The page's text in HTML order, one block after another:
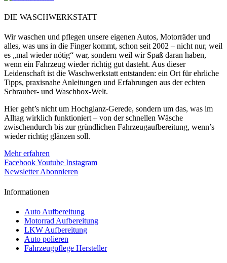
DIE WASCHWERKSTATT
Wir waschen und pflegen unsere eigenen Autos, Motorräder und
alles, was uns in die Finger kommt, schon seit 2002 – nicht nur, weil
es „mal wieder nötig“ war, sondern weil wir Spaß daran haben,
wenn ein Fahrzeug wieder richtig gut dasteht. Aus dieser
Leidenschaft ist die Waschwerkstatt entstanden: ein Ort für ehrliche
Tipps, praxisnahe Anleitungen und Erfahrungen aus der echten
Schrauber- und Waschbox-Welt.
Hier geht’s nicht um Hochglanz-Gerede, sondern um das, was im
Alltag wirklich funktioniert – von der schnellen Wäsche
zwischendurch bis zur gründlichen Fahrzeugaufbereitung, wenn’s
wieder richtig glänzen soll.
Mehr erfahren
FacebookYoutube Instagram
Newsletter Abonnieren
Informationen
Auto Aufbereitung
Motorrad Aufbereitung
LKW Aufbereitung
Auto polieren
Fahrzeugpflege Hersteller